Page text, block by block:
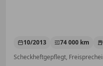
10/2013 74 000 km